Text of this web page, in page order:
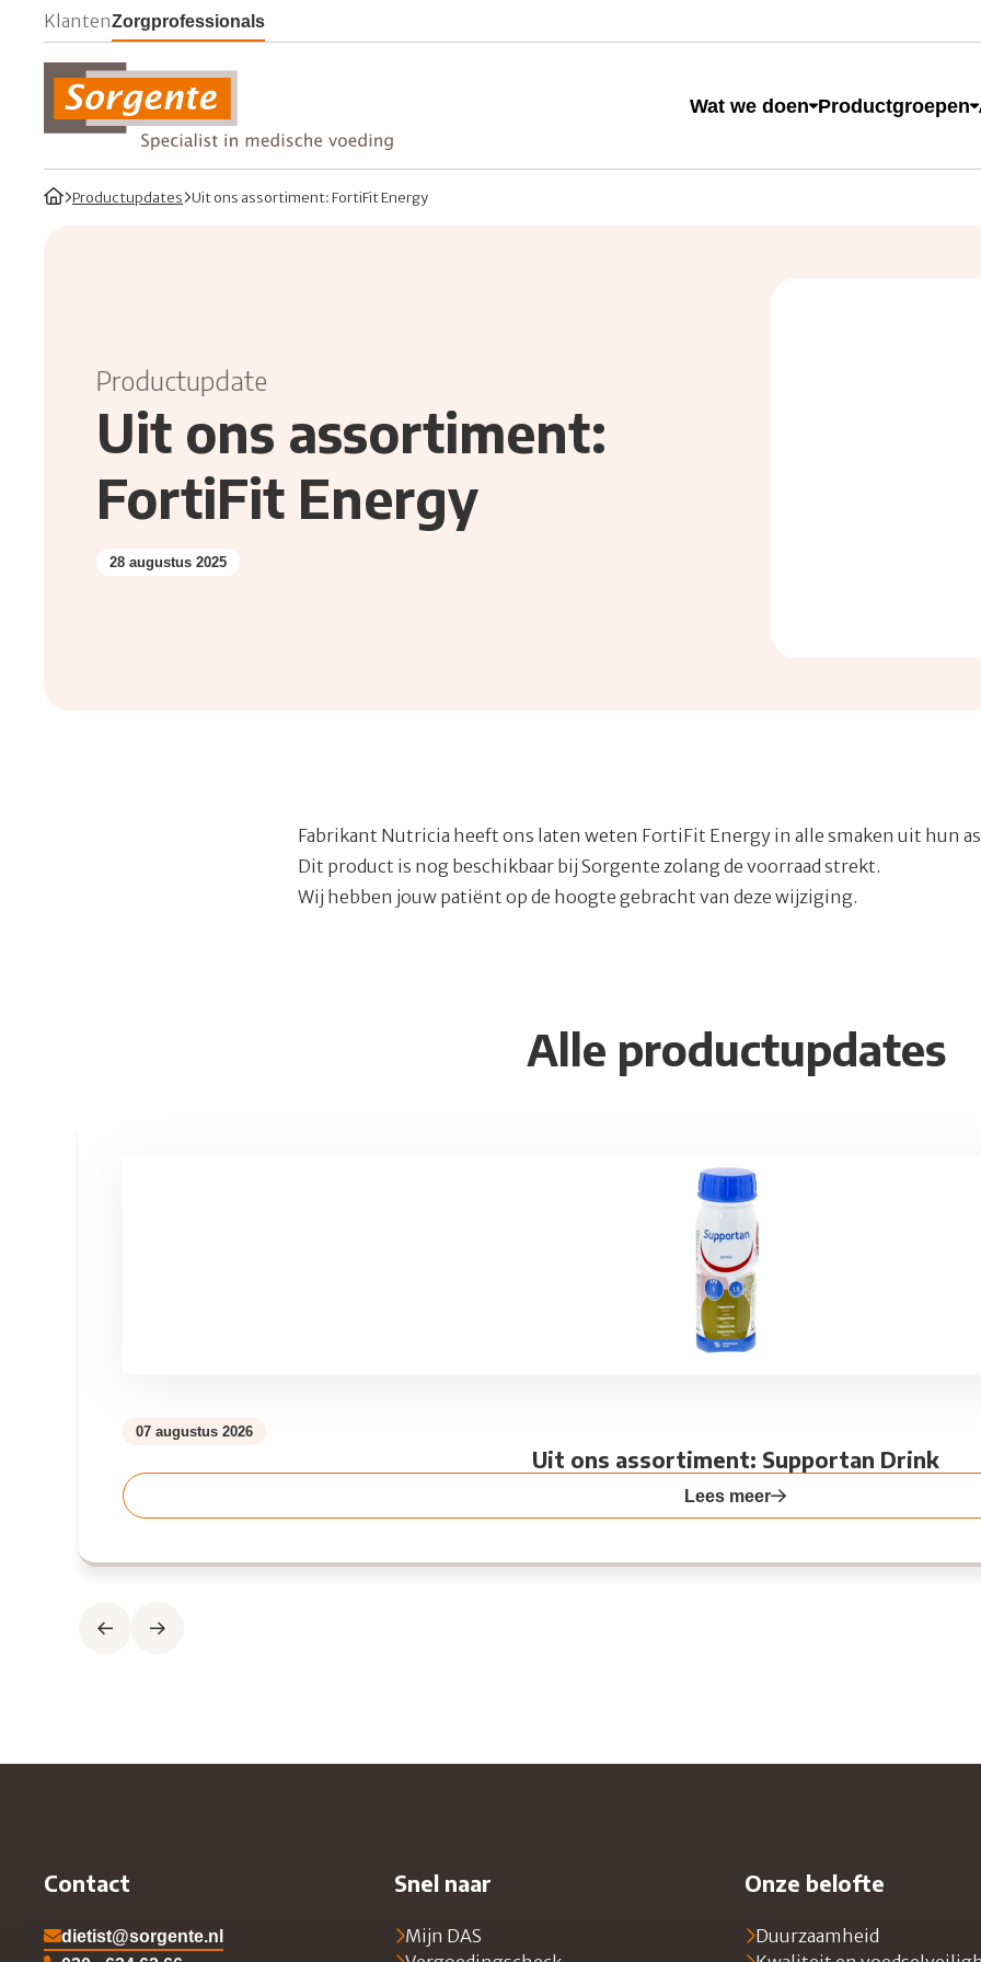
Ga naar Sorgente's consumenten website
KlantenGa naar Sorgente's zorgprofessionals website
Zorgprofessionals
Wat we doen Productgroepen
HomeProductupdates Uit ons assortiment: FortiFit Energy
Uit ons assortiment:
FortiFit Energy
Productupdate
28 augustus 2025
Fabrikant Nutricia heeft ons laten weten FortiFit Energy in alle smaken uit hun
Dit product is nog beschikbaar bij Sorgente zolang de voorraad strekt.
Wij hebben jouw patiënt op de hoogte gebracht van deze wijziging.
Alle productupdates
07 augustus 2026
Uit ons assortiment: Supportan Drink
Lees meer
Previous slide
Next slide
Contact
dietist@sorgente.nl
Snel naar
Mijn DAS
Onze belofte
Duurzaamheid